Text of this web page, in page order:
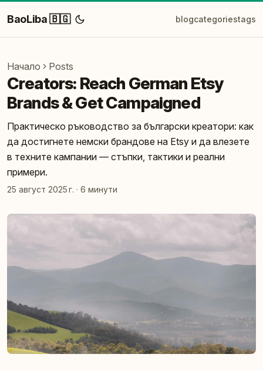
BaoLiba 🇧🇬 blogcategoriestags
Начало Posts
Creators: Reach German Etsy
Brands & Get Campaigned
Практическо ръководство за български креатори: как
да достигнете немски брандове на Etsy и да влезете
в техните кампании — стъпки, тактики и реални
примери.
25 август 2025 г. · 6 минути